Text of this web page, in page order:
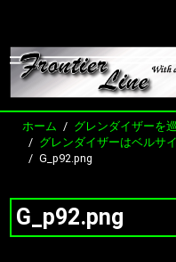
ホーム
グレンダイザーを
グレンダイザーはベルサ
G_p92.png
G_p92.png